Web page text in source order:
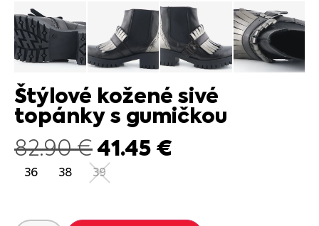
Štýlové kožené sivé
topánky s gumičkou
82.90€41.45€
36 38 39